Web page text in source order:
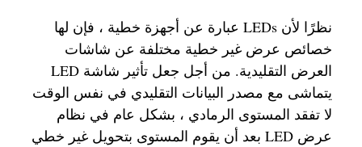
نظرًا لأن LEDs عبارة عن أجهزة خطية ، فإن لها
خصائص عرض غير خطية مختلفة عن شاشات
العرض التقليدية. من أجل جعل تأثير شاشة LED
يتماشى مع مصدر البيانات التقليدي في نفس الوقت
لا تفقد المستوى الرمادي ، بشكل عام في نظام
عرض LED بعد أن يقوم المستوى بتحويل غير خطي